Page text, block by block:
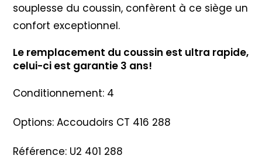
souplesse du coussin, confèrent à ce siège un
confort exceptionnel.
Le remplacement du coussin est ultra rapide,
celui-ci est garantie 3 ans!
Conditionnement: 4
Options: Accoudoirs CT 416 288
Référence: U2 401 288